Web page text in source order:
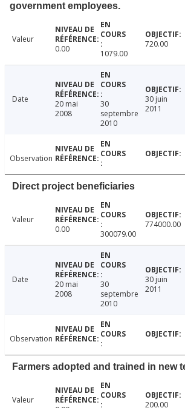
government employees.
Valeur
0.00
1079.00
720.00
Date
20 mai
2008
30
septembre
2010
30 juin
2011
Observation
Direct project beneficiaries
Valeur
0.00
300079.00
774000.00
Date
20 mai
2008
30
septembre
2010
30 juin
2011
Observation
Farmers adopted and trained in new
Valeur
200.00